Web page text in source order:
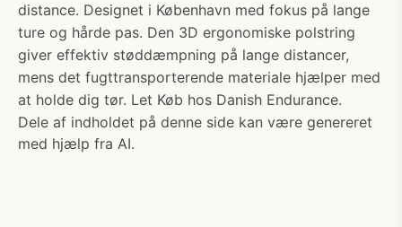
distance. Designet i København med fokus på lange
ture og hårde pas. Den 3D ergonomiske polstring
giver effektiv støddæmpning på lange distancer,
mens det fugttransporterende materiale hjælper med
at holde dig tør. Let Køb hos Danish Endurance.
Dele af indholdet på denne side kan være genereret
med hjælp fra AI.